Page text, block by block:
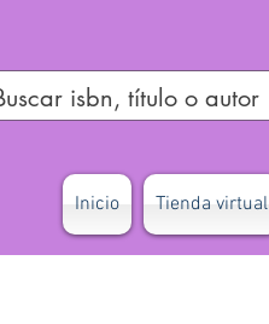
Inicio Tienda virtual